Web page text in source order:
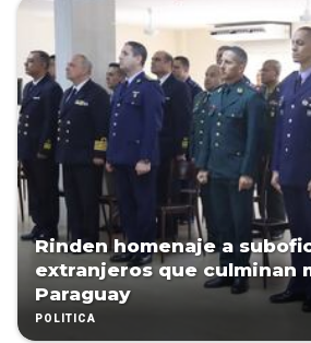
Rinden homenaje a
extranjeros que culminan
Paraguay
POLÍTICA